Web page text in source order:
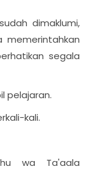
dimaklumi,
memerintahkan
segala
pelajaran.
kali.
wa Ta'aala